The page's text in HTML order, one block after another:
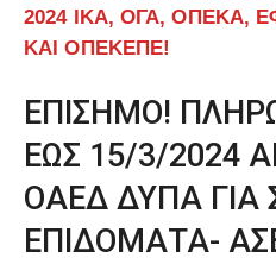
2024 ΙΚΑ, ΟΓΑ, ΟΠΕΚΑ,
ΚΑΙ ΟΠΕΚΕΠΕ!
ΕΠΙΣΗΜΟ!
ΕΩΣ 15/3/2024
ΟΑΕΔ ΔΥΠΑ ΓΙΑ
ΕΠΙΔΟΜΑΤΑ-